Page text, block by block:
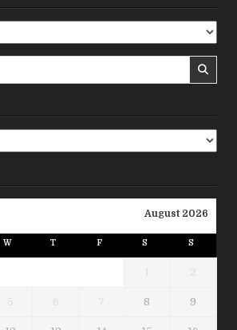
August 2026
W T F S S
1 2
5 6 7 8 9